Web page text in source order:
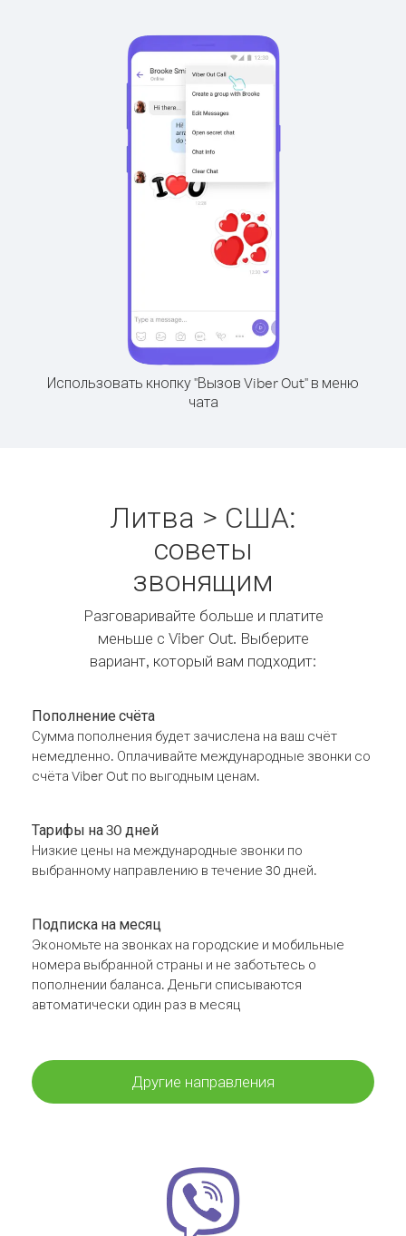
Использовать кнопку "Вызов Viber Out" в меню
чата
Литва > США:
советы
звонящим
Разговаривайте больше и платите
меньше с Viber Out. Выберите
вариант, который вам подходит:
Пополнение счёта
Сумма пополнения будет зачислена на ваш счёт
немедленно. Оплачивайте международные звонки со
счёта Viber Out по выгодным ценам.
Тарифы на 30 дней
Низкие цены на международные звонки по
выбранному направлению в течение 30 дней.
Подписка на месяц
Экономьте на звонках на городские и мобильные
номера выбранной страны и не заботьтесь о
пополнении баланса. Деньги списываются
автоматически один раз в месяц
Другие направления